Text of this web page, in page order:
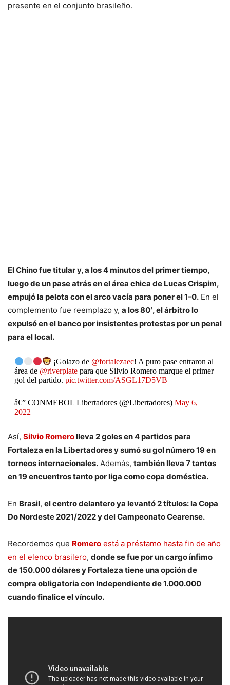
presente en el conjunto brasileño.
El Chino fue titular y, a los 4 minutos del primer tiempo,
luego de un pase atrás en el área chica de Lucas Crispim,
empujó la pelota con el arco vacía para poner el 1-0. En el
complemento fue reemplazo y, a los 80′, el árbitro lo
expulsó en el banco por insistentes protestas por un penal
para el local.
¡Golazo de @fortalezaec! A puro pase entraron al
área de @riverplatepara que Silvio Romero marque el primer
gol del partido. pic.twitter.com/ASGL17D5VB
â€” CONMEBOL Libertadores (@Libertadores) May 6,
2022
Así, Silvio Romerolleva 2 goles en 4 partidos para
Fortaleza en la Libertadores y sumó su gol número 19 en
torneos internacionales. Además, también lleva 7 tantos
en 19 encuentros tanto por liga como copa doméstica.
En Brasil, el centro delantero ya levantó 2 títulos: la Copa
Do Nordeste 2021/2022 y delCampeonato Cearense.
Recordemos que Romero está a préstamo hasta fin de año
en el elenco brasilero, donde se fue por un cargo ínfimo
de 150.000 dólares y Fortaleza tiene una opción de
compra obligatoria con Independiente de 1.000.000
cuando finalice el vínculo.